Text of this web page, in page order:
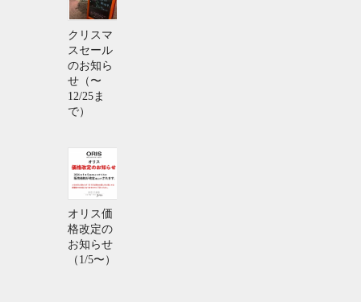
クリスマ
スセール
のお知ら
せ（〜
12/25ま
で）
オリス価
格改定の
お知らせ
（1/5〜）